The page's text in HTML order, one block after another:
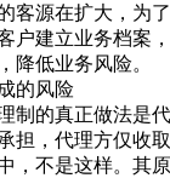
客源在扩大，为
户建立业务档案
降低业务风险。
的风险
制的真正做法是
担，代理方仅收
，不是这样。其